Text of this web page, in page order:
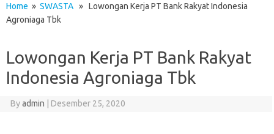
Home » SWASTA » Lowongan Kerja PT Bank Rakyat Indonesia
Agroniaga Tbk
Lowongan Kerja PT Bank Rakyat
Indonesia Agroniaga Tbk
Byadmin Desember 25, 2020